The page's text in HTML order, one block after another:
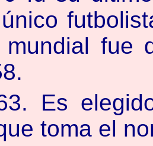
mundial fue
Es
toma el